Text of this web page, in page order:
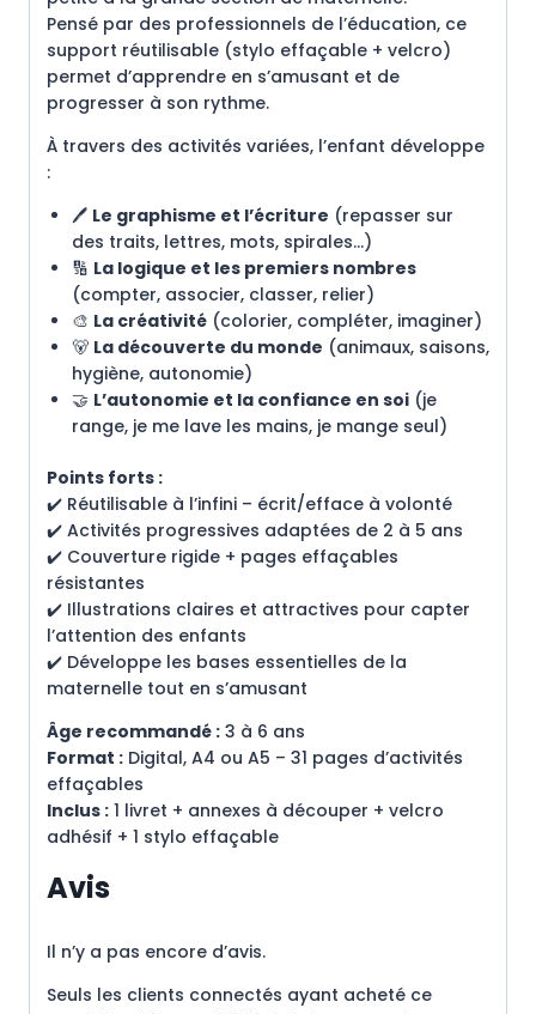
Pensé par des professionnels de l’éducation, ce
support réutilisable (stylo effaçable + velcro)
permet d’apprendre en s’amusant et de
progresser à son rythme.
À travers des activités variées, l’enfant développe
:
🖊️ Le graphisme et l’écriture (repasser sur
des traits, lettres, mots, spirales…)
🔢 La logique et les premiers nombres
(compter, associer, classer, relier)
🎨 La créativité (colorier, compléter, imaginer)
🐻 La découverte du monde (animaux, saisons,
hygiène, autonomie)
🤝 L’autonomie et la confiance en soi (je
range, je me lave les mains, je mange seul)
Points forts :
✔️ Réutilisable à l’infini – écrit/efface à volonté
✔️ Activités progressives adaptées de 2 à 5 ans
✔️ Couverture rigide + pages effaçables
résistantes
✔️ Illustrations claires et attractives pour capter
l’attention des enfants
✔️ Développe les bases essentielles de la
maternelle tout en s’amusant
Âge recommandé : 3 à 6 ans
Format : Digital, A4 ou A5 – 31 pages d’activités
effaçables
Inclus : 1 livret + annexes à découper + velcro
adhésif + 1 stylo effaçable
Avis
Il n’y a pas encore d’avis.
Seuls les clients connectés ayant acheté ce